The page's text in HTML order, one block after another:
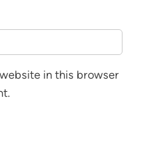
in this browser